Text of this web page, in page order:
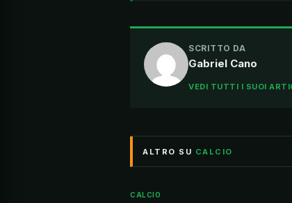
SCRITTO DA
Gabriel Cano
VEDI TUTTI I SUOI
ALTRO SU CALCIO
CALCIO